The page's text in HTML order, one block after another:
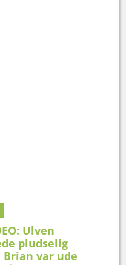
Ulven
pludselig
Brian var ude